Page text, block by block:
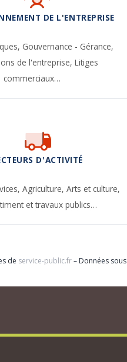
DE L'ENTREPRISE
Gouvernance - Gérance,
de l'entreprise,Litiges
commerciaux…
D'ACTIVITÉ
Agriculture,Arts et culture,
et travaux publics…
de service-public.fr– Données sous